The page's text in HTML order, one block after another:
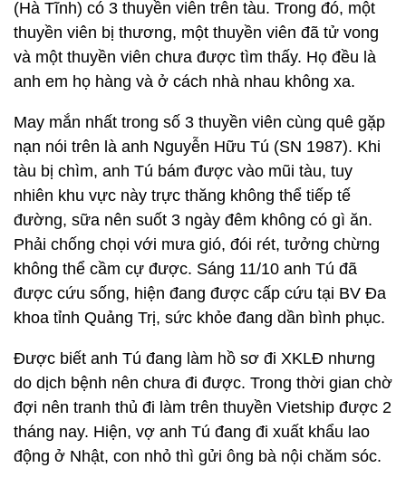
(Hà Tĩnh) có 3 thuyền viên trên tàu. Trong đó, một
thuyền viên bị thương, một thuyền viên đã tử vong
và một thuyền viên chưa được tìm thấy. Họ đều là
anh em họ hàng và ở cách nhà nhau không xa.
May mắn nhất trong số 3 thuyền viên cùng quê gặp
nạn nói trên là anh Nguyễn Hữu Tú (SN 1987). Khi
tàu bị chìm, anh Tú bám được vào mũi tàu, tuy
nhiên khu vực này trực thăng không thể tiếp tế
đường, sữa nên suốt 3 ngày đêm không có gì ăn.
Phải chống chọi với mưa gió, đói rét, tưởng chừng
không thể cầm cự được. Sáng 11/10 anh Tú đã
được cứu sống, hiện đang được cấp cứu tại BV Đa
khoa tỉnh Quảng Trị, sức khỏe đang dần bình phục.
Được biết anh Tú đang làm hồ sơ đi XKLĐ nhưng
do dịch bệnh nên chưa đi được. Trong thời gian chờ
đợi nên tranh thủ đi làm trên thuyền Vietship được 2
tháng nay. Hiện, vợ anh Tú đang đi xuất khẩu lao
động ở Nhật, con nhỏ thì gửi ông bà nội chăm sóc.